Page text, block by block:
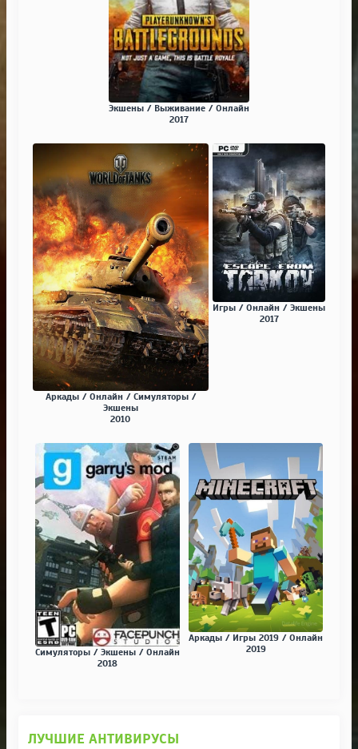
Экшены / Выживание / Онлайн
2017
Аркады / Онлайн / Симуляторы /
Экшены
2010
Игры / Онлайн / Экшены
2017
Симуляторы / Экшены / Онлайн
2018
Аркады / Игры 2019 / Онлайн
2019
ЛУЧШИЕ АНТИВИРУСЫ